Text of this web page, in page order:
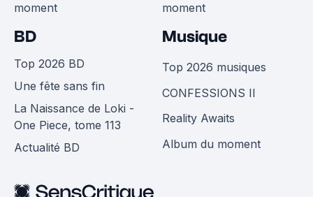
moment
moment
BD
Top 2026 BD
Une fête sans fin
La Naissance de Loki -
One Piece, tome 113
Actualité BD
Musique
Top 2026 musiques
CONFESSIONS II
Reality Awaits
Album du moment